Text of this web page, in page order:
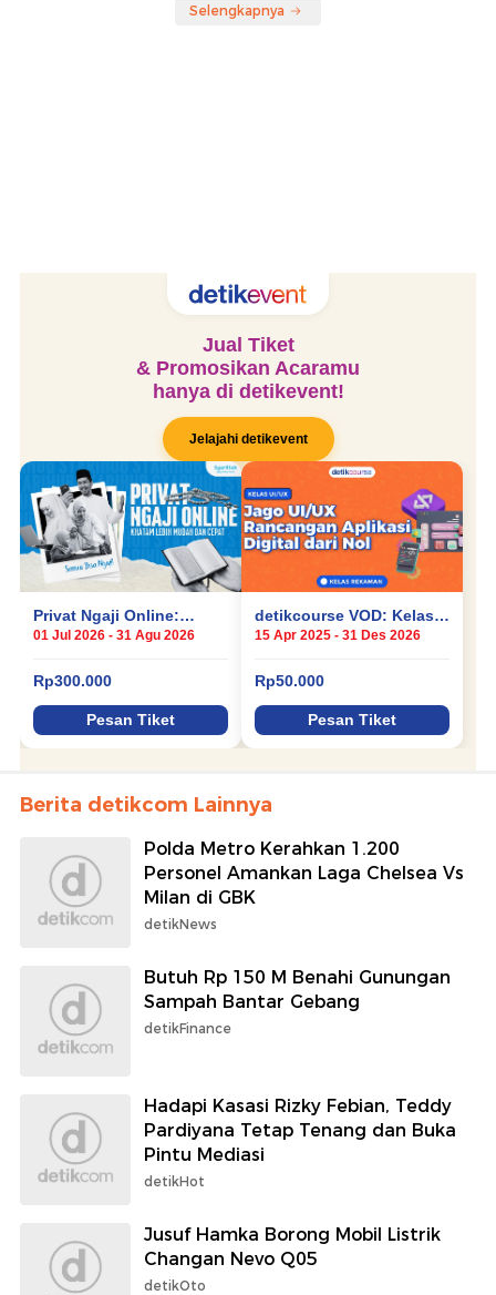
Selengkapnya
Berita detikcom Lainnya
Polda Metro Kerahkan 1.200
Personel Amankan Laga Chelsea Vs
Milan di GBK
detikNews
Butuh Rp 150 M Benahi Gunungan
Sampah Bantar Gebang
detikFinance
Hadapi Kasasi Rizky Febian, Teddy
Pardiyana Tetap Tenang dan Buka
Pintu Mediasi
detikHot
Jusuf Hamka Borong Mobil Listrik
Changan Nevo Q05
detikOto